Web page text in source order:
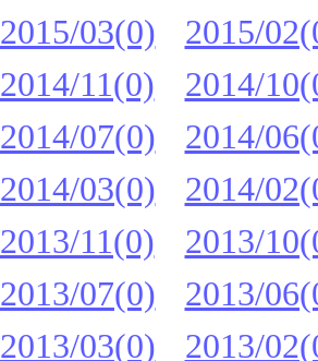
2015/03(0)
2015/
2014/11(0)
2014/
2014/07(0)
2014/
2014/03(0)
2014/
2013/11(0)
2013/
2013/07(0)
2013/
2013/03(0)
2013/